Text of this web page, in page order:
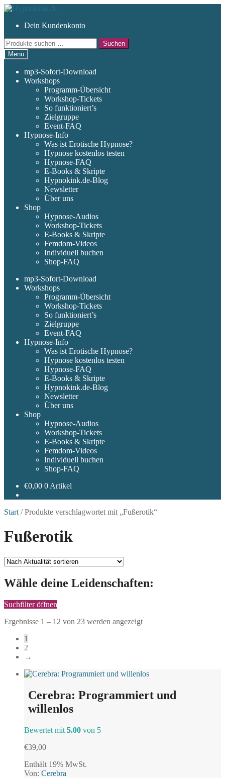
Zur
springen
Zum
springenDein Kundenkonto
Suchen
nach:
Suchen
Menü
mp3-Sofort-Download
Workshops
Programm-Übersicht
Workshop-Tickets
So funktioniert’s
Zielgruppe
Event-FAQ
Hypnose-Info
Was ist Erotische Hypnose?
Hypnose kostenlos testen
Hypnose-FAQ
E-Books & Skripte
Hypnokink.de-Blog
Newsletter
Über uns
Shop
Hypnose-Audios
Workshop-Tickets
E-Books & Skripte
Femdom-Videos
Individuell buchen
Shop-FAQ
mp3-Sofort-Download
Workshops
Programm-Übersicht
Workshop-Tickets
So funktioniert’s
Zielgruppe
Event-FAQ
Hypnose-Info
Was ist Erotische Hypnose?
Hypnose kostenlos testen
Hypnose-FAQ
E-Books & Skripte
Hypnokink.de-Blog
Newsletter
Über uns
Shop
Hypnose-Audios
Workshop-Tickets
E-Books & Skripte
Femdom-Videos
Individuell buchen
Shop-FAQ
€0,00 0 Artikel
Start /Produkte verschlagwortet mit „Fußerotik“
Fußerotik
Wähle deine Leidenschaften:
Suchfilter öffnen
Ergebnisse 1 – 12 von 23 werden angezeigtNach
1
2
→
Cerebra: Programmiert und
willenlos
Bewertet mit 5.00 von 5
€39,00
Enthält 19% MwSt.
Von: Cerebra